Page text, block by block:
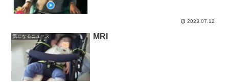
2023.07.12
気になるニュース MRI